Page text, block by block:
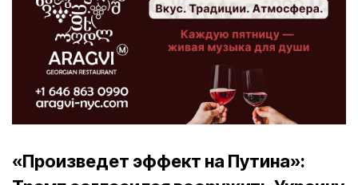
«Произведет эффект на Путина»: